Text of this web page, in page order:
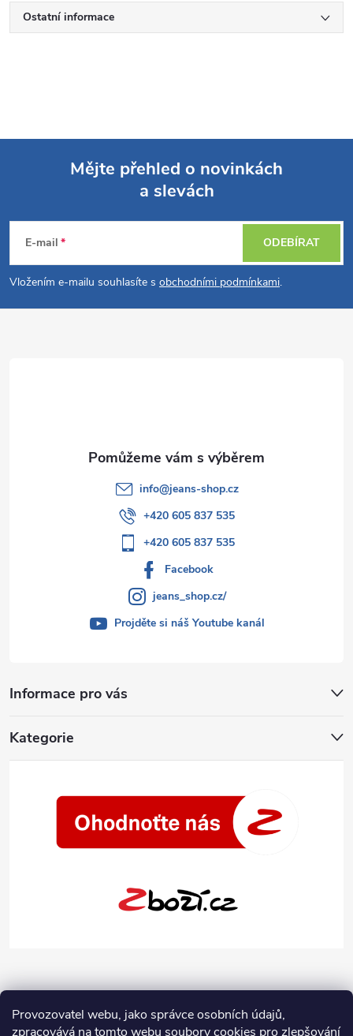
Provozovatel webu, jako správce osobních údajů,
zpracovává na tomto webu soubory cookies pro zlepšování
Ostatní informace
p
a
Mějte přehled o novinkách
a slevách
E-mail
Vložením e-mailu souhlasíte s obchodními podmínkami.
ODEBÍRAT
Informace pro vás
Kategorie
info@jeans-shop.cz
+420 605 837 535
+420 605 837 535
Facebook
jeans_shop.cz/
Projděte si náš Youtube kanál